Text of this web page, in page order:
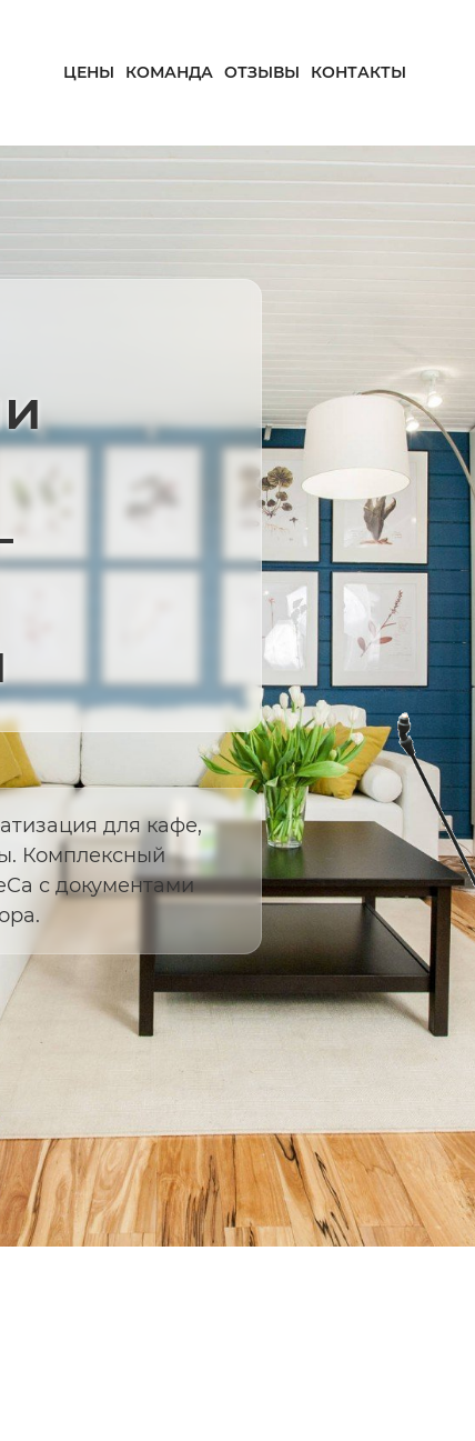
ЦЕНЫ КОМАНДА ОТЗЫВЫ КОНТАКТЫ
для кафе,
Комплексный
с документами